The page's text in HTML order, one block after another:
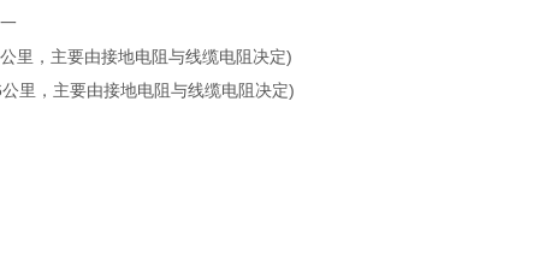
里，主要由接地电阻与线缆电阻决定)
里，主要由接地电阻与线缆电阻决定)